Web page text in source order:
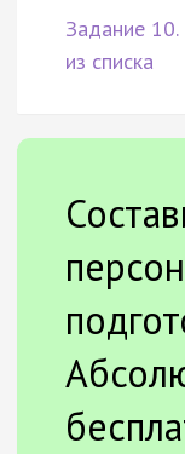
Задание
из списка